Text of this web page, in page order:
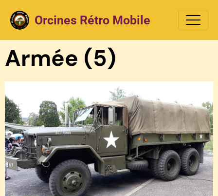
Orcines Rétro Mobile
Armée (5)